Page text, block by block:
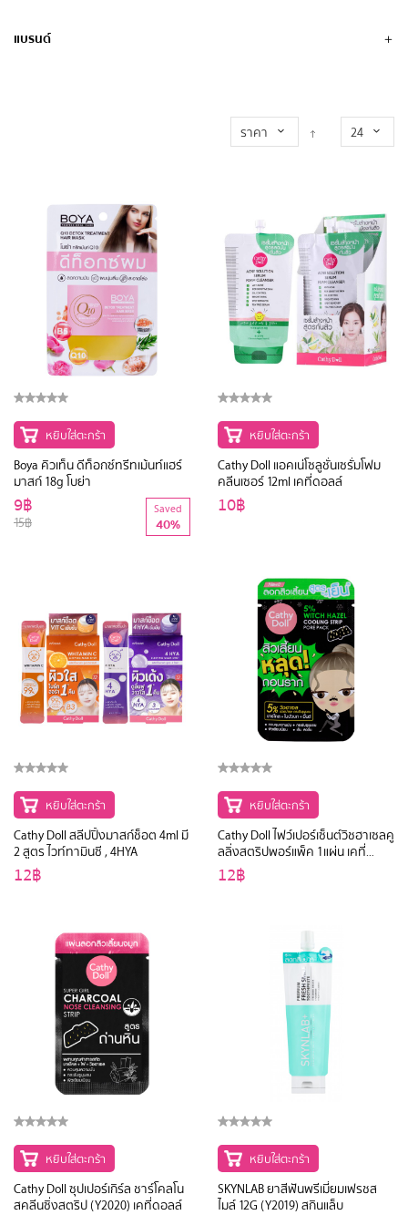
แบรนด์
ราคา 24
หยิบใส่ตะกร้า
Boya คิวเท็น ดีท็อกซ์ทรีทเม้นท์แฮร์
มาสก์ 18g โบย่า
15฿
9฿ Saved
40%
หยิบใส่ตะกร้า
Cathy Doll แอคเน่โซลูชั่นเซรั่มโฟม
คลีนเซอร์ 12ml เคที่ดอลล์
10฿
หยิบใส่ตะกร้า
Cathy Doll สลีปปิ้งมาสก์ช็อต 4ml มี
2 สูตร ไวท์ทามินซี , 4HYA
12฿
หยิบใส่ตะกร้า
Cathy Doll ไฟว์เปอร์เซ็นต์วิชฮาเซลคู
ลลิ่งสตริปพอร์แพ็ค 1แผ่น เคที่
ดอลล์
12฿
หยิบใส่ตะกร้า
Cathy Doll ซุปเปอร์เกิร์ล ชาร์โคลโน
สคลีนซิ่งสตริป (Y2020) เคที่ดอลล์
หยิบใส่ตะกร้า
SKYNLAB ยาสีฟันพรีเมี่ยมเฟรชส
ไมล์ 12G (Y2019) สกินแล็บ